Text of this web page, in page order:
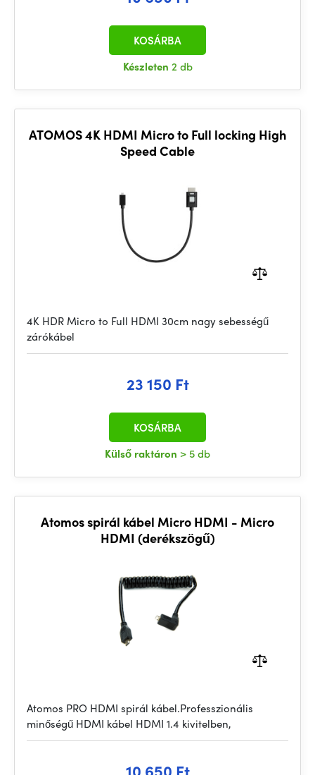
Készleten 2 db
KOSÁRBA
ATOMOS 4K HDMI Micro to Full locking High
Speed Cable
4K HDR Micro to Full HDMI 30cm nagy sebességű
zárókábel
23 150 Ft
Külső raktáron > 5 db
KOSÁRBA
Atomos spirál kábel Micro HDMI - Micro
HDMI (derékszögű)
Atomos PRO HDMI spirál kábel.Professzionális
minőségű HDMI kábel HDMI 1.4 kivitelben,
10 650 Ft